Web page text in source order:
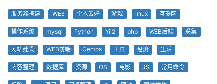
服务器搭建 WEB 个人爱好 游戏 linux 互联网
操作系统 mysql Python Yii2 php WEB后端 采集
网站建设 WEB前端 Centos 工具 经济 生活
内容整理 数据库 资源 OS 电影 JS 常用命令